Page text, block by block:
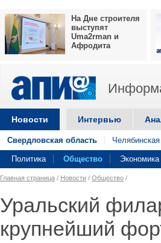
На Дне строителя
выступят
Uma2rman и
Афродита
Новости Интервью
Свердловская область
Политика Общество Экономика
Главная страница / Новости / Общество /
Уральский
крупнейший